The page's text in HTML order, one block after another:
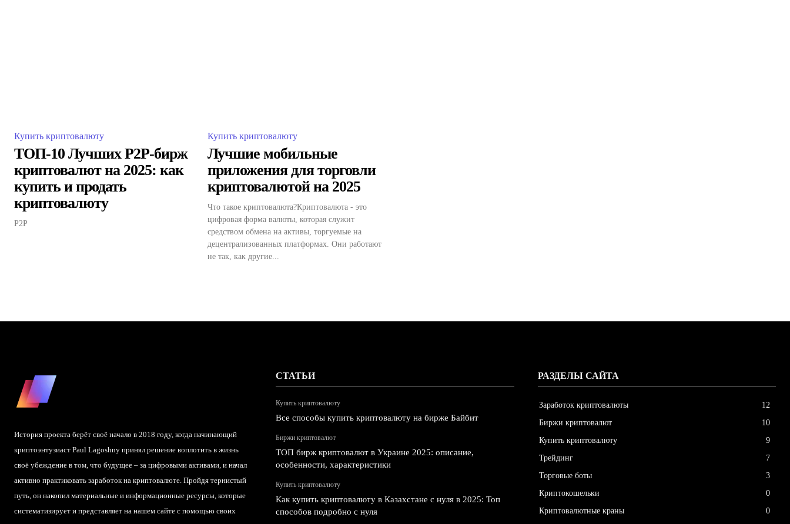
Купить криптовалюту
ТОП-10 Лучших P2P-бирж
криптовалют на 2025: как
купить и продать
криптовалюту
P2P
Купить криптовалюту
Лучшие мобильные
приложения для торговли
криптовалютой на 2025
Что такое криптовалюта?Криптовалюта - это
цифровая форма валюты, которая служит
средством обмена на активы, торгуемые на
децентрализованных платформах. Они работают
не так, как другие...
История проекта берёт своё начало в 2018 году, когда начинающий
криптоэнтузиаст Paul Lagoshny принял решение воплотить в жизнь
своё убеждение в том, что будущее – за цифровыми активами, и начал
активно практиковать заработок на криптовалюте. Пройдя тернистый
путь, он накопил материальные и информационные ресурсы, которые
систематизирует и представляет на нашем сайте с помощью своих
СТАТЬИ
Купить криптовалюту
Все способы купить криптовалюту на бирже Байбит
Биржи криптовалют
ТОП бирж криптовалют в Украине 2025: описание,
особенности, характеристики
Купить криптовалюту
Как купить криптовалюту в Казахстане с нуля в 2025: Топ
способов подробно с нуля
РАЗДЕЛЫ САЙТА
Заработок криптовалюты
12
Биржи криптовалют
10
Купить криптовалюту
9
Трейдинг
7
Торговые боты
3
Криптокошельки
0
Криптовалютные краны
0